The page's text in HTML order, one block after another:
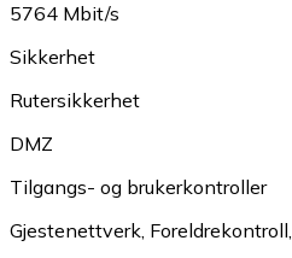
5764 Mbit/s
Sikkerhet
Rutersikkerhet
DMZ
Tilgangs- og brukerkontroller
Gjestenettverk, Foreldrekontroll,